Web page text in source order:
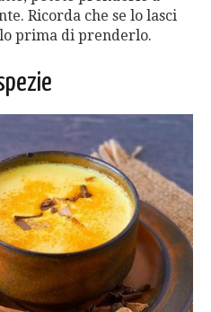
Ricorda che se lo lasci
prima di prenderlo.